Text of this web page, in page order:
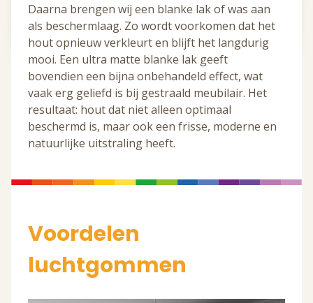
Daarna brengen wij een blanke lak of was aan
als beschermlaag. Zo wordt voorkomen dat het
hout opnieuw verkleurt en blijft het langdurig
mooi. Een ultra matte blanke lak geeft
bovendien een bijna onbehandeld effect, wat
vaak erg geliefd is bij gestraald meubilair. Het
resultaat: hout dat niet alleen optimaal
beschermd is, maar ook een frisse, moderne en
natuurlijke uitstraling heeft.
Voordelen
luchtgommen